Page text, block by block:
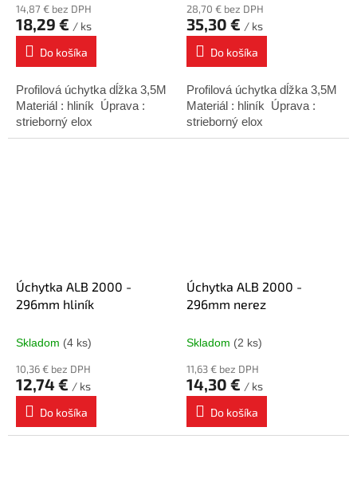
14,87 € bez DPH
18,29 € / ks
Do košíka
Profilová úchytka dĺžka 3,5M
Materiál : hliník Úprava :
strieborný elox
28,70 € bez DPH
35,30 € / ks
Do košíka
Profilová úchytka dĺžka 3,5M
Materiál : hliník Úprava :
strieborný elox
Úchytka ALB 2000 -
296mm hliník
Skladom (4 ks)
10,36 € bez DPH
12,74 € / ks
Do košíka
Úchytka ALB 2000 -
296mm nerez
Skladom (2 ks)
11,63 € bez DPH
14,30 € / ks
Do košíka